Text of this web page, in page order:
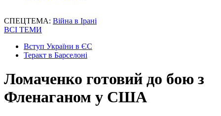
СПЕЦТЕМА: Війна в Ірані
ВСІ ТЕМИ
Вступ України в ЄС
Теракт в Барселоні
Ломаченко готовий до бою з
Фленаганом у США